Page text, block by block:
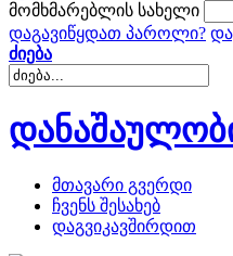
მომხმარებლის სახელი
დაგავიწყდათ პაროლი?
ძიება
მთავარი გვერდი
ჩვენს შესახებ
დაგვიკავშირდით